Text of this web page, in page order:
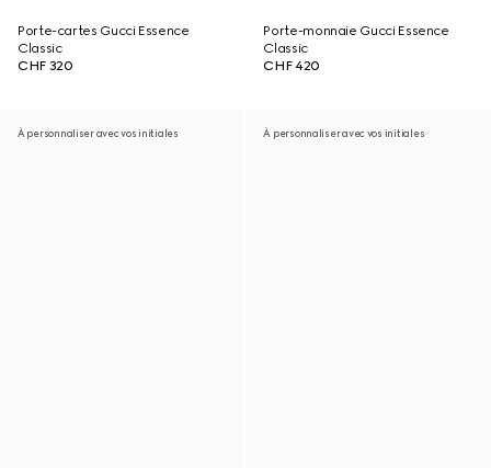
Porte-cartes Gucci Essence
Classic
CHF 320
Porte-monnaie Gucci Essence
Classic
CHF 420
À personnaliser avec vos initiales À personnaliser avec vos initiales